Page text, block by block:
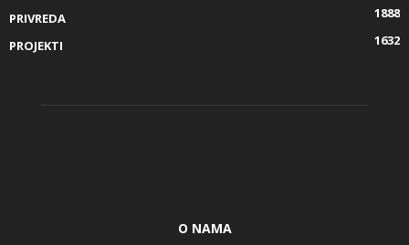
PRIVREDA
1888
PROJEKTI
1632
O NAMA